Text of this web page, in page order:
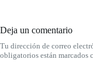
Deja un comentario
Tu dirección de correo
obligatorios están marcados